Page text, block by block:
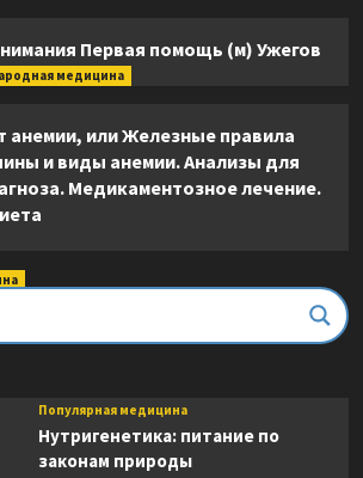
Первая помощь (м) Ужегов
медицина
анемии, или Железные правила
и виды анемии. Анализы для
Медикаментозное лечение.
помогать, развиваться и не
Популярная медицина
Нутригенетика: питание по
законам природы